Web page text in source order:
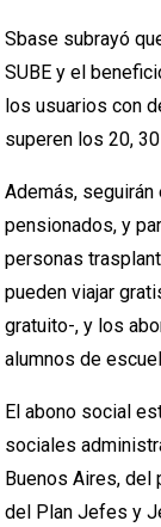
Sbase subrayó
SUBE y el
los usuarios con
superen los 20,
Además,
pensionados, y
personas
pueden viajar
gratuito-, y los
alumnos de
El abono social
sociales
Buenos Aires, del
del Plan Jefes y